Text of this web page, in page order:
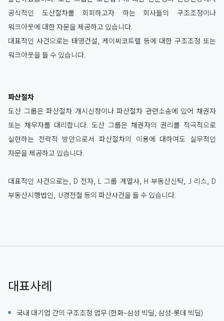
공식적인 도산절차를 회피하고자 하는 회사들의 구조조정이나
워크아웃에 대한 자문을 제공하고 있습니다.
대표적인 사건으로는 태영건설, 케이씨코트렐 등에 대한 구조조정 또는
워크아웃을 들 수 있습니다.
파산절차
도산 그룹은 파산절차 개시신청이나 파산절차 관련소송에 있어 채권자
또는 채무자를 대리합니다. 도산 그룹은 채권자의 권리를 적극적으로
실현하는 전략적 방안으로서 파산절차의 이용에 대하여도 실무적인
자문을 제공하고 있습니다.
대표적인 사건으로는, D 전자, L 그룹 계열사, H 부동산신탁, J 리스, D
부동산시행법인, U경전철 등의 파산사건을 들 수 있습니다.
대표사례
국내 대기업 간의 구조조정 업무 (한화–삼성 빅딜, 삼성-롯데 빅딜)